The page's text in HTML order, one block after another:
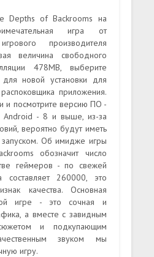
Depths of Backrooms на
игра от
производителя
величина свободного
478MB, выберите
новой установки для
приложения.
и посмотрите версию ПО -
Android - 8 и выше, из-за
вероятно будут иметь
Об имидже игры
обозначит число
геймеров - по свежей
составляет 260000, это
качества. Основная
игре - это сочная и
а вместе с завидным
и подкупающим
звуком мы
игру.